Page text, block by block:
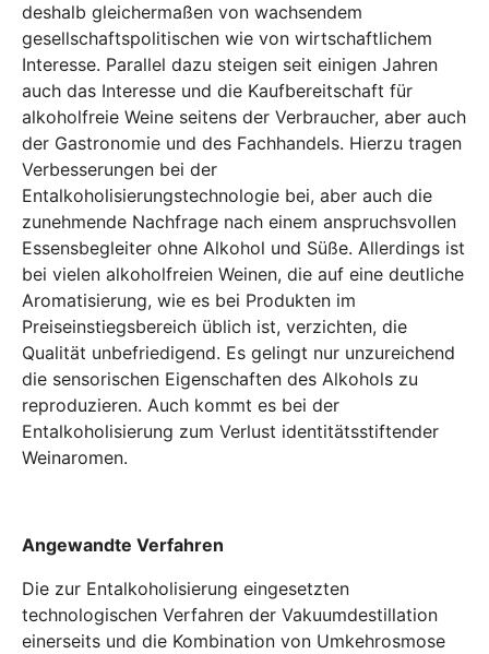
deshalb gleichermaßen von wachsendem
gesellschaftspolitischen wie von wirtschaftlichem
Interesse. Parallel dazu steigen seit einigen Jahren
auch das Interesse und die Kaufbereitschaft für
alkoholfreie Weine seitens der Verbraucher, aber auch
der Gastronomie und des Fachhandels. Hierzu tragen
Verbesserungen bei der
Entalkoholisierungstechnologie bei, aber auch die
zunehmende Nachfrage nach einem anspruchsvollen
Essensbegleiter ohne Alkohol und Süße. Allerdings ist
bei vielen alkoholfreien Weinen, die auf eine deutliche
Aromatisierung, wie es bei Produkten im
Preiseinstiegsbereich üblich ist, verzichten, die
Qualität unbefriedigend. Es gelingt nur unzureichend
die sensorischen Eigenschaften des Alkohols zu
reproduzieren. Auch kommt es bei der
Entalkoholisierung zum Verlust identitätsstiftender
Weinaromen.
Angewandte Verfahren
Die zur Entalkoholisierung eingesetzten
technologischen Verfahren der Vakuumdestillation
einerseits und die Kombination von Umkehrosmose